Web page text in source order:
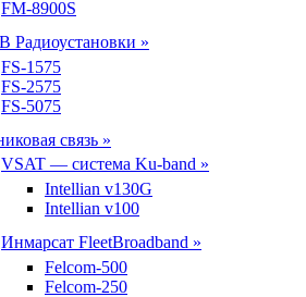
FM-8900S
Радиоустановки »
FS-1575
FS-2575
FS-5075
связь »
VSAT — система Ku-band »
Intellian v130G
Intellian v100
Инмарсат FleetBroadband »
Felcom-500
Felcom-250